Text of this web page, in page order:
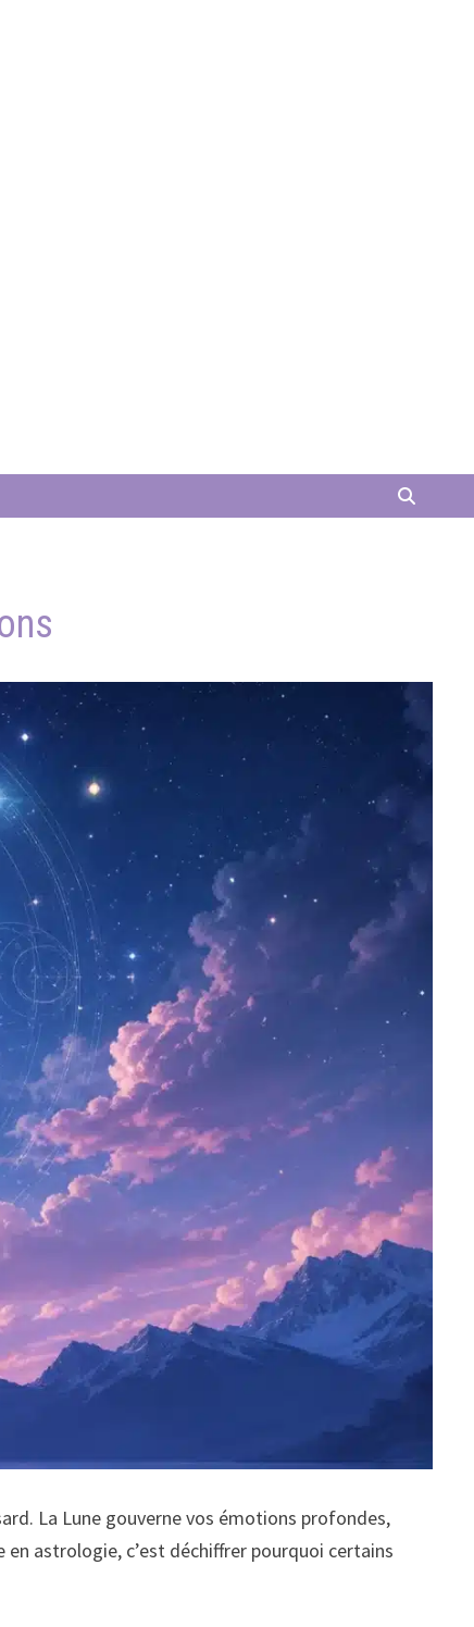
La Lune gouverne vos émotions profondes,
astrologie, c’est déchiffrer pourquoi certains